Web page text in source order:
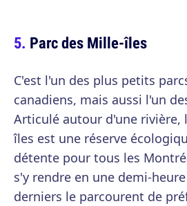
Parc des Mille-îles
C'est l'un des plus petits
canadiens, mais aussi l'un
Articulé autour d'une rivière,
îles est une réserve
détente pour tous les
s'y rendre en une demi-
derniers le parcourent de